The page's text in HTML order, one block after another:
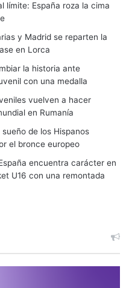
límite: España roza la cima
y Madrid se reparten la
en Lorca
la historia ante
con una medalla
vuelven a hacer
en Rumanía
de los Hispanos
el bronce europeo
encuentra carácter en
U16 con una remontada